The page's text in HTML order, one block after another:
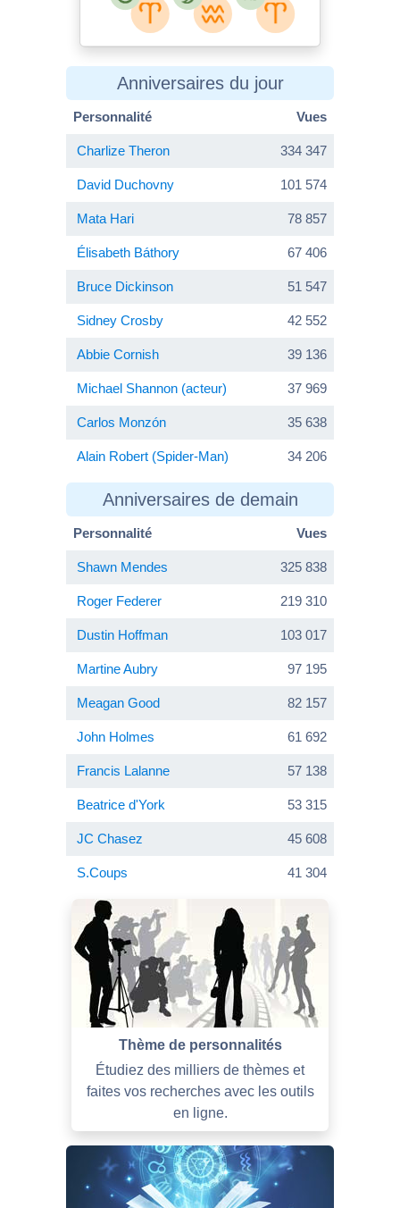
Anniversaires du jour
Personnalité Vues
Charlize Theron 334 347
David Duchovny 101 574
Mata Hari 78 857
Élisabeth Báthory 67 406
Bruce Dickinson 51 547
Sidney Crosby 42 552
Abbie Cornish 39 136
Michael Shannon (acteur) 37 969
Carlos Monzón 35 638
Alain Robert (Spider-Man) 34 206
Anniversaires de demain
Personnalité Vues
Shawn Mendes 325 838
Roger Federer 219 310
Dustin Hoffman 103 017
Martine Aubry 97 195
Meagan Good 82 157
John Holmes 61 692
Francis Lalanne 57 138
Beatrice d'York 53 315
JC Chasez 45 608
S.Coups 41 304
Thème de personnalités
Étudiez des milliers de thèmes et
faites vos recherches avec les outils
en ligne.